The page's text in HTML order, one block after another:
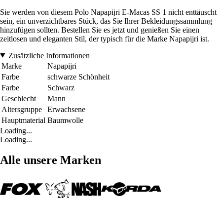
Sie werden von diesem Polo Napapijri E-Macas SS 1 nicht enttäuscht
sein, ein unverzichtbares Stück, das Sie Ihrer Bekleidungssammlung
hinzufügen sollten. Bestellen Sie es jetzt und genießen Sie einen
zeitlosen und eleganten Stil, der typisch für die Marke Napapijri ist.
Zusätzliche Informationen
Marke
Napapijri
Farbe
schwarze Schönheit
Farbe
Schwarz
Geschlecht
Mann
Altersgruppe
Erwachsene
Hauptmaterial Baumwolle
Loading...
Loading...
Alle unsere Marken